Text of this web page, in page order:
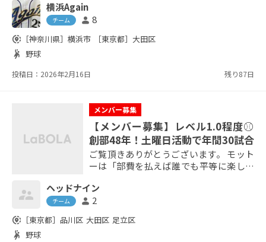
す。 「みんなで勝ちたい！」という気持
ちのある方、大歓迎です。 メンバーは全
員野球経験者で、真剣さとチームワーク
加からでもOK。グラウンドでお会いでき
るのを楽しみにしています。 主な活動場
横浜Again
チーム person 8
share_location ［神奈川県］ 横浜市 ［東京都］ 大田区
sports_handball 野球
投稿日：2026年2月16日 残り87日
メンバー募集
【メンバー募集】レベル1.0程度⚾️
創部48年！土曜日活動で年間30試合
ご覧頂きありがとうございます。 モット
ーは「部費を払えば誰でも平等に楽しむ
メンバーは30数名で20～70代まで、女性
選手も所属しています。 活動は土曜日で
場所は大田区・品川区・足立区・板橋区
が中心です。 部費は年間1万円程度で
ヘッドナイン
チーム person 2
share_location ［東京都］ 品川区 大田区 足立区
sports_handball 野球